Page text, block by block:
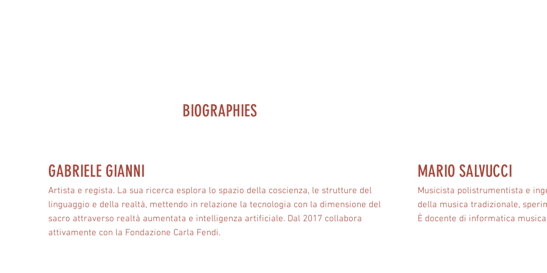
GABRIELE GIANNI
Artista e regista. La sua ricerca esplora lo spazio della coscienza, le strutture del
linguaggio e della realtà, mettendo in relazione la tecnologia con la dimensione del
sacro attraverso realtà aumentata e intelligenza artificiale. Dal 2017 collabora
attivamente con la Fondazione Carla Fendi.
MARIO SALVUCCI
Musicista polistrumentista e
della musica tradizionale,
È docente di informatica
BIOGRAPHIES